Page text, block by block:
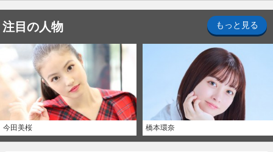
注目の人物 もっと見る
今田美桜 橋本環奈